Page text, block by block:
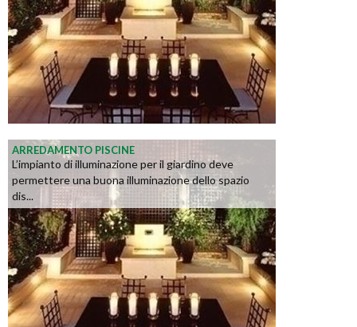
ARREDAMENTO PISCINE
L’impianto di illuminazione per il giardino deve
permettere una buona illuminazione dello spazio
dis...